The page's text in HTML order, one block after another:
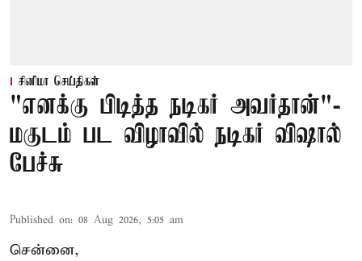
சினிமா செய்திகள்
"எனக்கு பிடித்த நடிகர் அவர்தான்"-
மகுடம் பட விழாவில் நடிகர் விஷால்
பேச்சு
Published on: 08 Aug 2026, 5:05 am
சென்னை,